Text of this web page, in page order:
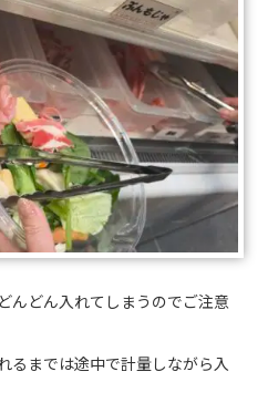
んどん入れてしまうのでご注意
るまでは途中で計量しながら入